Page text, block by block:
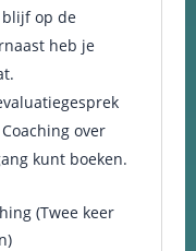
blijf op de
heb je
over
kunt boeken.
(Twee keer